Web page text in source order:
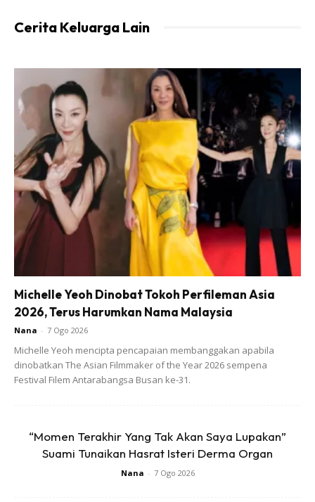
keibubapaan menerui pembacaan secara atas talian.
Ads
Cerita Keluarga Lain
Michelle Yeoh Dinobat Tokoh Perfileman Asia
2026, Terus Harumkan Nama Malaysia
Nana - 7 Ogo 2026
Michelle Yeoh mencipta pencapaian membanggakan apabila
dinobatkan The Asian Filmmaker of the Year 2026 sempena
Festival Filem Antarabangsa Busan ke-31.
“Momen Terakhir Yang Tak Akan Saya Lupakan”
Suami Tunaikan Hasrat Isteri Derma Organ
Nana - 7 Ogo 2026